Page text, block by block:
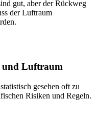
gut, aber der Rückweg
der Luftraum
und Luftraum
gesehen oft zu
Risiken und Regeln.